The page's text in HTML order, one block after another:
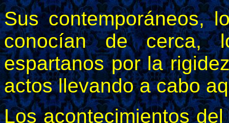
Sus contemporáneos,
conocían de cerca,
espartanos por la
actos llevando a cabo
Los acontecimientos